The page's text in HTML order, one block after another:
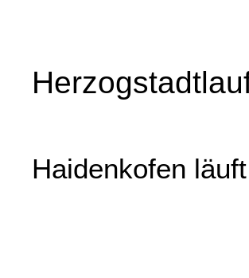
Haidenkofen